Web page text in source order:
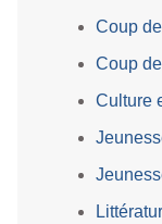
Coup
Coup
Culture